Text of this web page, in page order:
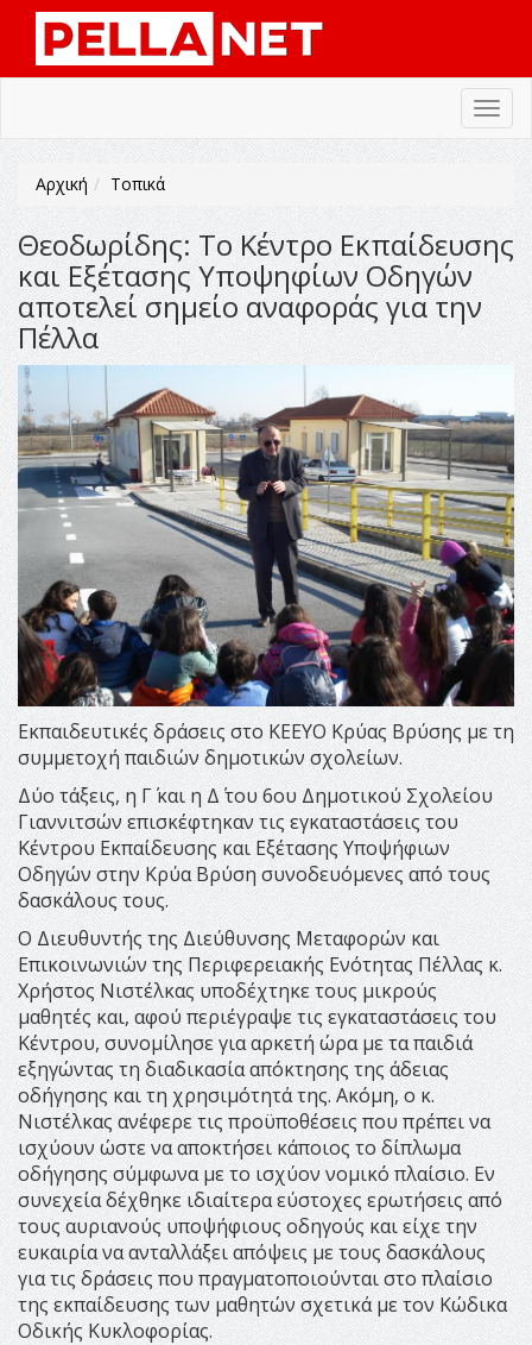
Αρχική Τοπικά
Θεοδωρίδης: Το Κέντρο Εκπαίδευσης
και Εξέτασης Υποψηφίων Οδηγών
αποτελεί σημείο αναφοράς για την
Πέλλα
Εκπαιδευτικές δράσεις στο ΚΕΕΥΟ Κρύας Βρύσης με τη
συμμετοχή παιδιών δημοτικών σχολείων.
Δύο τάξεις, η Γ΄ και η Δ΄ του 6ου Δημοτικού Σχολείου
Γιαννιτσών επισκέφτηκαν τις εγκαταστάσεις του
Κέντρου Εκπαίδευσης και Εξέτασης Υποψήφιων
Οδηγών στην Κρύα Βρύση συνοδευόμενες από τους
δασκάλους τους.
Ο Διευθυντής της Διεύθυνσης Μεταφορών και
Επικοινωνιών της Περιφερειακής Ενότητας Πέλλας κ.
Χρήστος Νιστέλκας υποδέχτηκε τους μικρούς
μαθητές και, αφού περιέγραψε τις εγκαταστάσεις του
Κέντρου, συνομίλησε για αρκετή ώρα με τα παιδιά
εξηγώντας τη διαδικασία απόκτησης της άδειας
οδήγησης και τη χρησιμότητά της. Ακόμη, ο κ.
Νιστέλκας ανέφερε τις προϋποθέσεις που πρέπει να
ισχύουν ώστε να αποκτήσει κάποιος το δίπλωμα
οδήγησης σύμφωνα με το ισχύον νομικό πλαίσιο. Εν
συνεχεία δέχθηκε ιδιαίτερα εύστοχες ερωτήσεις από
τους αυριανούς υποψήφιους οδηγούς και είχε την
ευκαιρία να ανταλλάξει απόψεις με τους δασκάλους
για τις δράσεις που πραγματοποιούνται στο πλαίσιο
της εκπαίδευσης των μαθητών σχετικά με τον Κώδικα
Οδικής Κυκλοφορίας.